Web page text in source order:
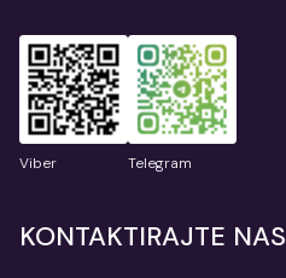
Viber Telegram
KONTAKTIRAJTE NAS